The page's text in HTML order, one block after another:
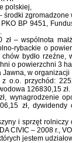
polskiej,
środki zgromadzone
BP 9451,
– wspólnota
rybackie o
bydło rzeźne,
o powierzchni 3
Jawna, w
o.o. przychód:
126830,15 zł.
wynagrodzenie
zł, dywidendy
i sprzęt
CIVIC – 2008 r.,
jestem